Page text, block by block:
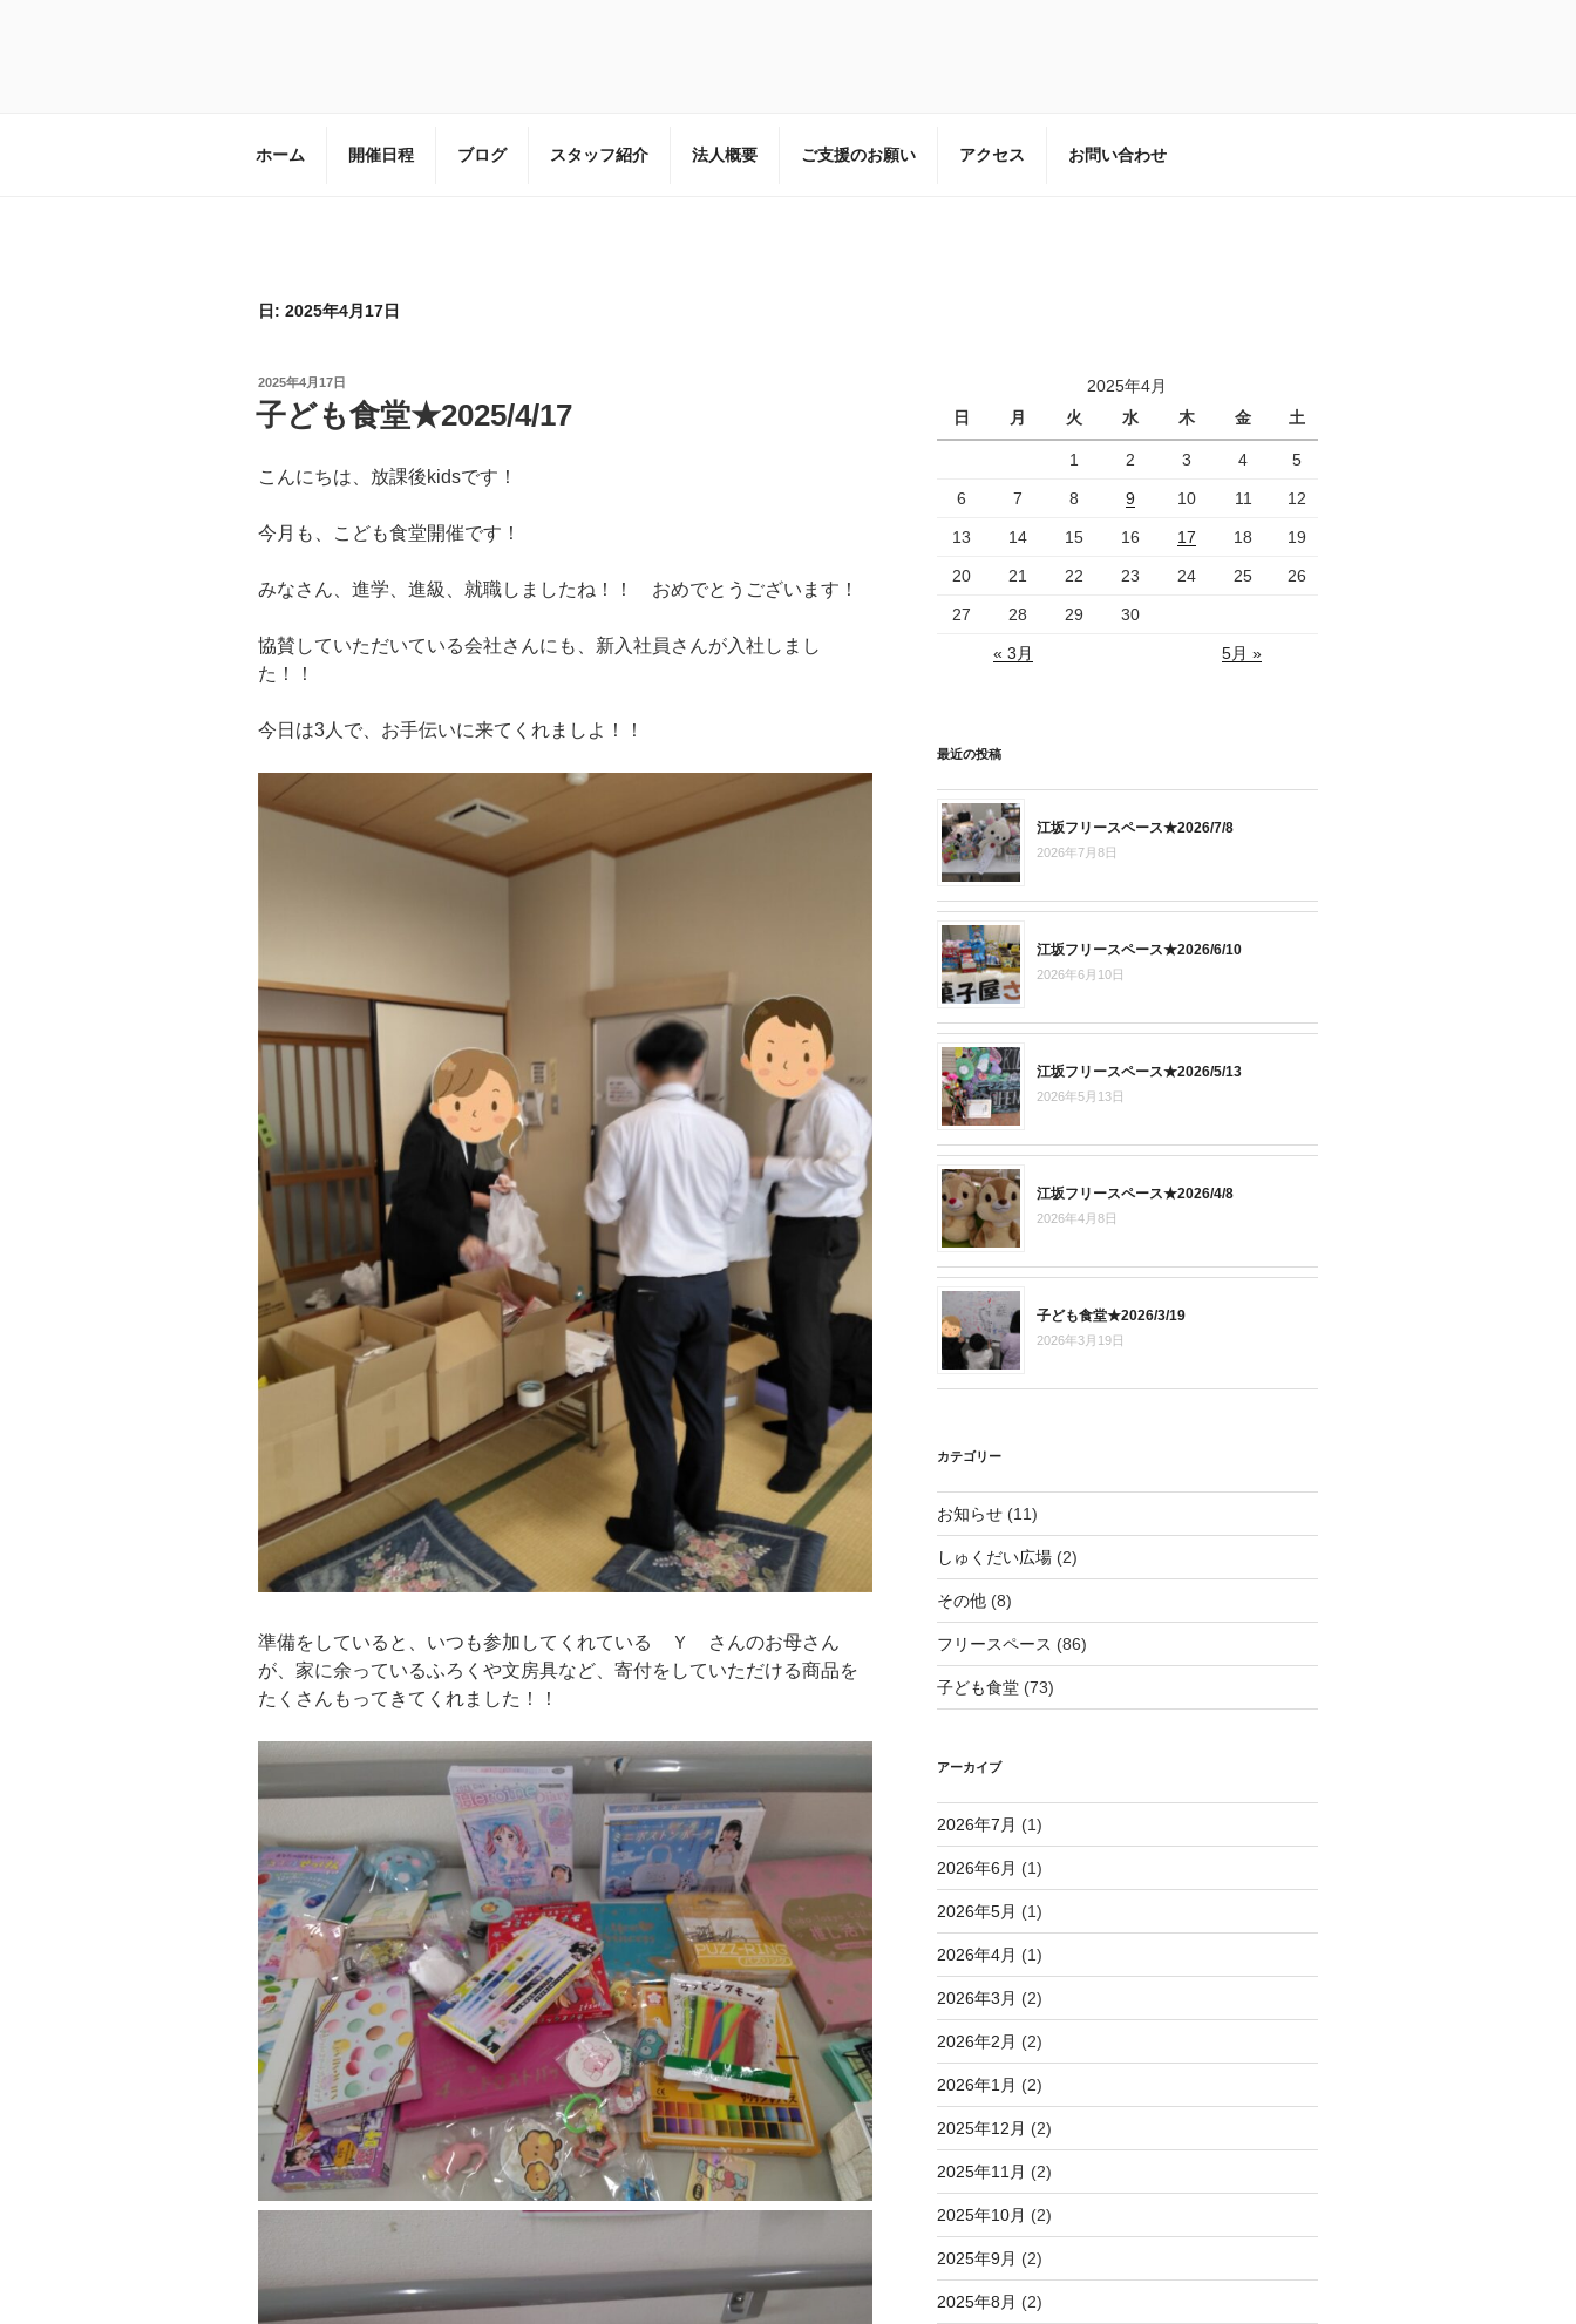
ホーム 開催日程 ブログ スタッフ紹介 法人概要 ご支援のお願い アクセス お問い合わせ
日: 2025年4月17日
投
稿
日:
2025年4月17日
子ども食堂★2025/4/17
こんにちは、放課後kidsです！
今月も、こども食堂開催です！
みなさん、進学、進級、就職しましたね！！ おめでとうございます！
協賛していただいている会社さんにも、新入社員さんが入社しまし
た！！
今日は3人で、お手伝いに来てくれましよ！！
準備をしていると、いつも参加してくれている Ｙ さんのお母さん
が、家に余っているふろくや文房具など、寄付をしていただける商品を
たくさんもってきてくれました！！
2025年4月
日
月 火 水 木 金 土
1 2 3 4 5
6 7 8 9 10 11 12
13 14 15 16 17 18 19
20 21 22 23 24 25 26
27 28 29 30
« 3月 5月 »
最近の投稿
江坂フリースペース★2026/7/8
2026年7月8日
江坂フリースペース★2026/6/10
2026年6月10日
江坂フリースペース★2026/5/13
2026年5月13日
江坂フリースペース★2026/4/8
2026年4月8日
子ども食堂★2026/3/19
2026年3月19日
カテゴリー
お知らせ(11)
しゅくだい広場(2)
その他(8)
フリースペース (86)
子ども食堂(73)
アーカイブ
2026年7月 (1)
2026年6月 (1)
2026年5月 (1)
2026年4月 (1)
2026年3月 (2)
2026年2月 (2)
2026年1月 (2)
2025年12月 (2)
2025年11月 (2)
2025年10月 (2)
2025年9月 (2)
2025年8月 (2)